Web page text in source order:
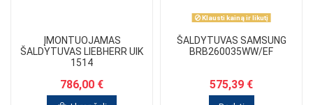
ĮMONTUOJAMAS
ŠALDYTUVAS LIEBHERR UIK
1514
786,00 €
Klausti kainą ir likutį
ŠALDYTUVAS SAMSUNG
BRB260035WW/EF
575,39 €